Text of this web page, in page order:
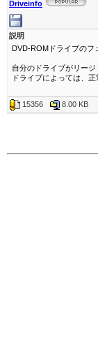
Driveinfo
説明
DVD-ROMドライブのフ
自分のドライブがリー
ドライブによっては、
15356 8.00 KB